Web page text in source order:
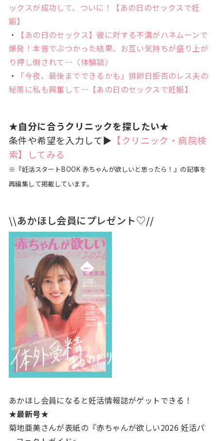
ックスが成功して、ついに！【あの日のセックスで妊
娠】
・
【あの日のセックス】彼に対する不満がハネムーンで
爆発！本音でぶつかった結果、お互い気持ちが盛り上が
り押し倒されて…〈体験談〉
・
「今夜、最後までできるかも」排卵日拒否のレス夫の
秘策に私も興奮して…【あの日のセックスで妊娠】
★自分に合うクリニックを探したい★
条件や希望を入力して▶ 【クリニック・病院検
索】してみる
※『妊活スタートBOOK 赤ちゃんが欲しいと思ったら！』の記事を
再編集して掲載しています。
\\あかほし会員にプレゼント♡//
あかほし会員になると妊活情報誌がゲットできる！
★最新号★
菊地亜美さんが表紙の『赤ちゃんが欲しい2026 妊活パ